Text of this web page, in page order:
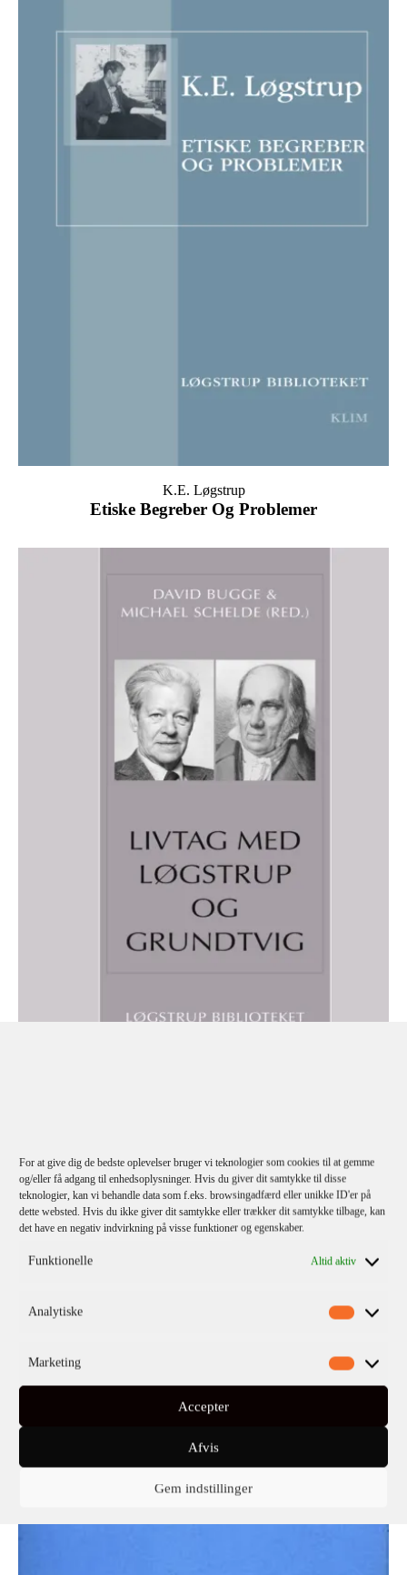
For at give dig de bedste oplevelser bruger vi teknologier som cookies til at gemme
og/eller få adgang til enhedsoplysninger. Hvis du giver dit samtykke til disse
teknologier, kan vi behandle data som f.eks. browsingadfærd eller unikke ID'er på
dette websted. Hvis du ikke giver dit samtykke eller trækker dit samtykke tilbage, kan
det have en negativ indvirkning på visse funktioner og egenskaber.
Funktionelle Altid aktiv
Analytiske
Marketing
Accepter
Afvis
Gem indstillinger
Etiske Begreber Og Problemer
K.E. Løgstrup